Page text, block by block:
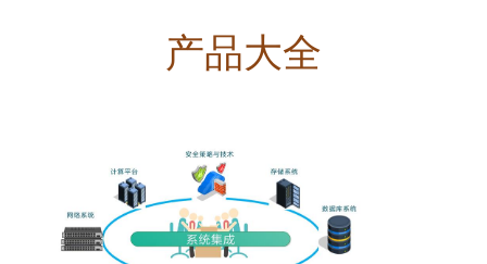
产品大全